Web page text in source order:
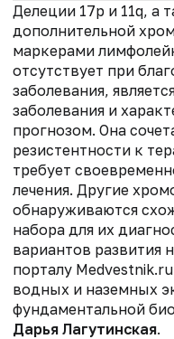
Делеции 17р и 11q, а
дополнительной
маркерами
отсутствует при
заболевания,
заболевания и
прогнозом. Она
резистентности к
требует
лечения. Другие
обнаруживаются
набора для их
вариантов развития
порталу
водных и наземных
фундаментальной
Дарья Лагутинская.